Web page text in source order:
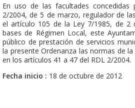
En uso de las facultades
2/2004, de 5 de marzo, regulador de
el artículo 105 de la Ley 7/1985, de 2
bases de Régimen Local, este
público de prestación de servicios
la presente Ordenanza las normas de
en los artículos 41 a 47 del RDL 2/2004.
Fecha inicio : 18 de octubre de 2012